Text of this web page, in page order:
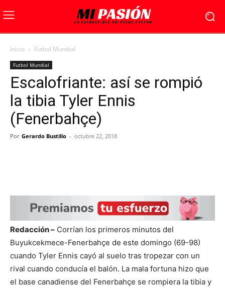
Inicio Futbol Mundial
Futbol Mundial
Escalofriante: así se rompió
la tibia Tyler Ennis
(Fenerbahçe)
Por Gerardo Bustillo - octubre 22, 2018
Redacción – Corrían los primeros minutos del
Buyukcekmece-Fenerbahçe de este domingo (69-98)
cuando Tyler Ennis cayó al suelo tras tropezar con un
rival cuando conducía el balón. La mala fortuna hizo que
el base canadiense del Fenerbahçe se rompiera la tibia y